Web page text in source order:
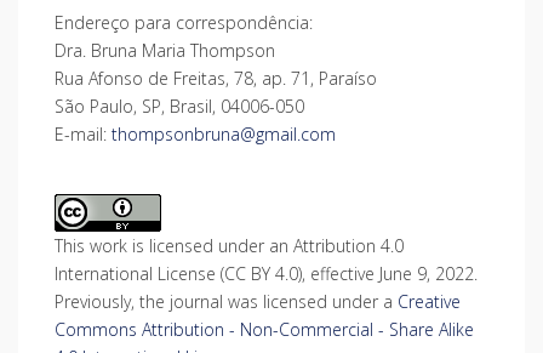
Endereço para correspondência:
Dra. Bruna Maria Thompson
Rua Afonso de Freitas, 78, ap. 71, Paraíso
São Paulo, SP, Brasil, 04006-050
E-mail: thompsonbruna@gmail.com
This work is licensed under an Attribution 4.0
International License (CC BY 4.0), effective June 9, 2022.
Previously, the journal was licensed under a Creative
Commons Attribution - Non-Commercial - Share Alike